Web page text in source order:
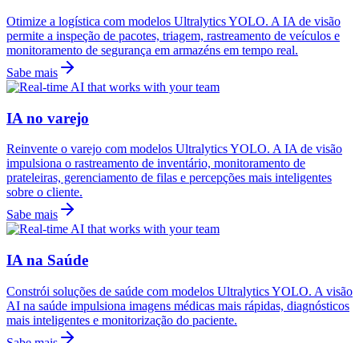
Otimize a logística com modelos Ultralytics YOLO. A IA de visão
permite a inspeção de pacotes, triagem, rastreamento de veículos e
monitoramento de segurança em armazéns em tempo real.
Sabe mais
IA no varejo
Reinvente o varejo com modelos Ultralytics YOLO. A IA de visão
impulsiona o rastreamento de inventário, monitoramento de
prateleiras, gerenciamento de filas e percepções mais inteligentes
sobre o cliente.
Sabe mais
IA na Saúde
Constrói soluções de saúde com modelos Ultralytics YOLO. A visão
AI na saúde impulsiona imagens médicas mais rápidas, diagnósticos
mais inteligentes e monitorização do paciente.